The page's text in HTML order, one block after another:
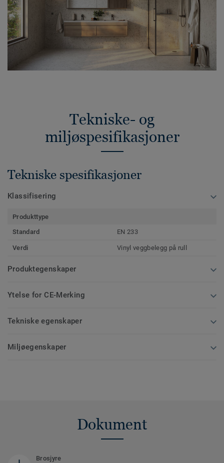
Tekniske- og
miljøspesifikasjoner
Tekniske spesifikasjoner
Klassifisering
Produkttype
Standard
EN 233
Verdi Vinyl veggbelegg på rull
Produktegenskaper
Ytelse for CE-Merking
Tekniske egenskaper
Miljøegenskaper
Dokument
Brosjyre